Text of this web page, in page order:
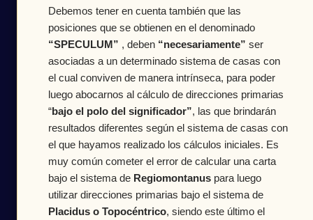
Debemos tener en cuenta también que las
posiciones que se obtienen en el denominado
“SPECULUM” , deben “necesariamente” ser
asociadas a un determinado sistema de casas con
el cual conviven de manera intrínseca, para poder
luego abocarnos al cálculo de direcciones primarias
“bajo el polo del significador”, las que brindarán
resultados diferentes según el sistema de casas con
el que hayamos realizado los cálculos iniciales. Es
muy común cometer el error de calcular una carta
bajo el sistema de Regiomontanus para luego
utilizar direcciones primarias bajo el sistema de
Placidus o Topocéntrico, siendo este último el